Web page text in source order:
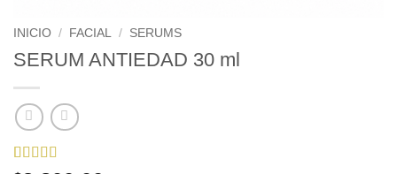
INICIO / FACIAL / SERUMS
SERUM ANTIEDAD 30 ml